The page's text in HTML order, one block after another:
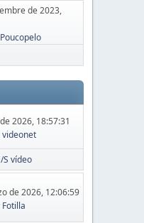
de 2023,
Poucopelo
2026, 18:57:31
videonet
S vídeo
de 2026, 12:06:59
Fotilla